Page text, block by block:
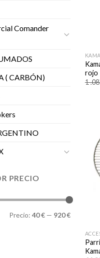
Comander
( CARBÓN)
PRECIO
Precio: 40 € — 920 €
rojo
1